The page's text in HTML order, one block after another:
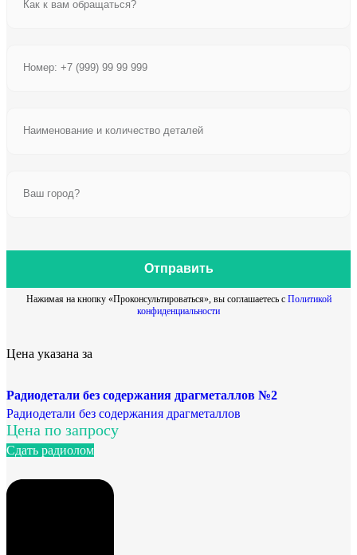
Отправить
Нажимая на кнопку «Проконсультироваться», вы соглашаетесь с Политикой
конфиденциальности
Цена указана за
Радиодетали без содержания драгметаллов №2
Радиодетали без содержания драгметаллов
Цена по запросу
Сдать радиолом